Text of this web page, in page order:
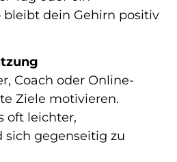
bleibt dein Gehirn positiv
Coach oder Online-
Ziele motivieren.
oft leichter,
gegenseitig zu